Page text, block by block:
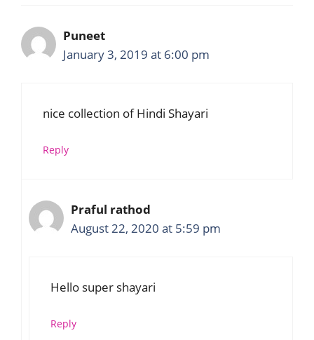
Puneet
January 3, 2019 at 6:00 pm
nice collection of Hindi Shayari
Reply
Praful rathod
August 22, 2020 at 5:59 pm
Hello super shayari
Reply